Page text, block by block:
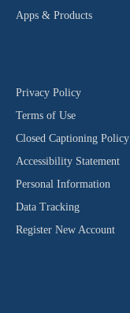
Apps & Products
Privacy Policy
Terms of Use
Closed Captioning Policy
Accessibility Statement
Personal Information
Data Tracking
Register New Account